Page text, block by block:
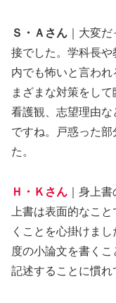
Ｓ・Ａさん ｜大変
接でした。学科長
内でも怖いと言わ
まざまな対策をして
看護観、志望理由
ですね。戸惑った
た。
Ｈ・Ｋさん ｜身上
上書は表面的なこ
くことを心掛けま
度の小論文を書く
記述することに慣れ